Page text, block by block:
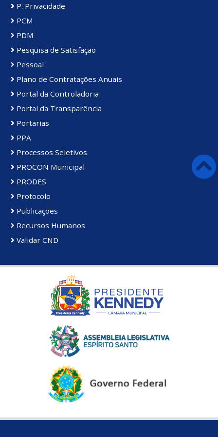
P. Privacidade
PCM
PDM
Pesquisa de Satisfação
Pessoal
Plano de Contratações Anuais
Portal da Controladoria
Portal da Transparência
Portarias
PPA
Processos Seletivos
PROCON Municipal
PRODES
Protocolo
Publicações
Recursos Humanos
Validar CND